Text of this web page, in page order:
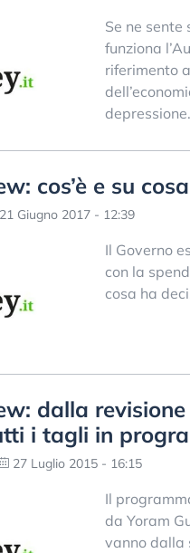
Se ne sente
funziona
riferimento
depressione.
cos’è e su
21 Giugno 2017 - 12:39
Il Governo
con la
cosa ha
dalla
i tagli in
27 Luglio 2015 - 16:15
Il
da Yoram
vanno dalla